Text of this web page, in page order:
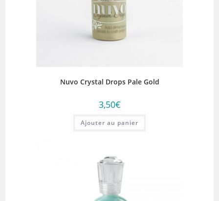
Nuvo Crystal Drops Pale Gold
3,50€
Ajouter au panier